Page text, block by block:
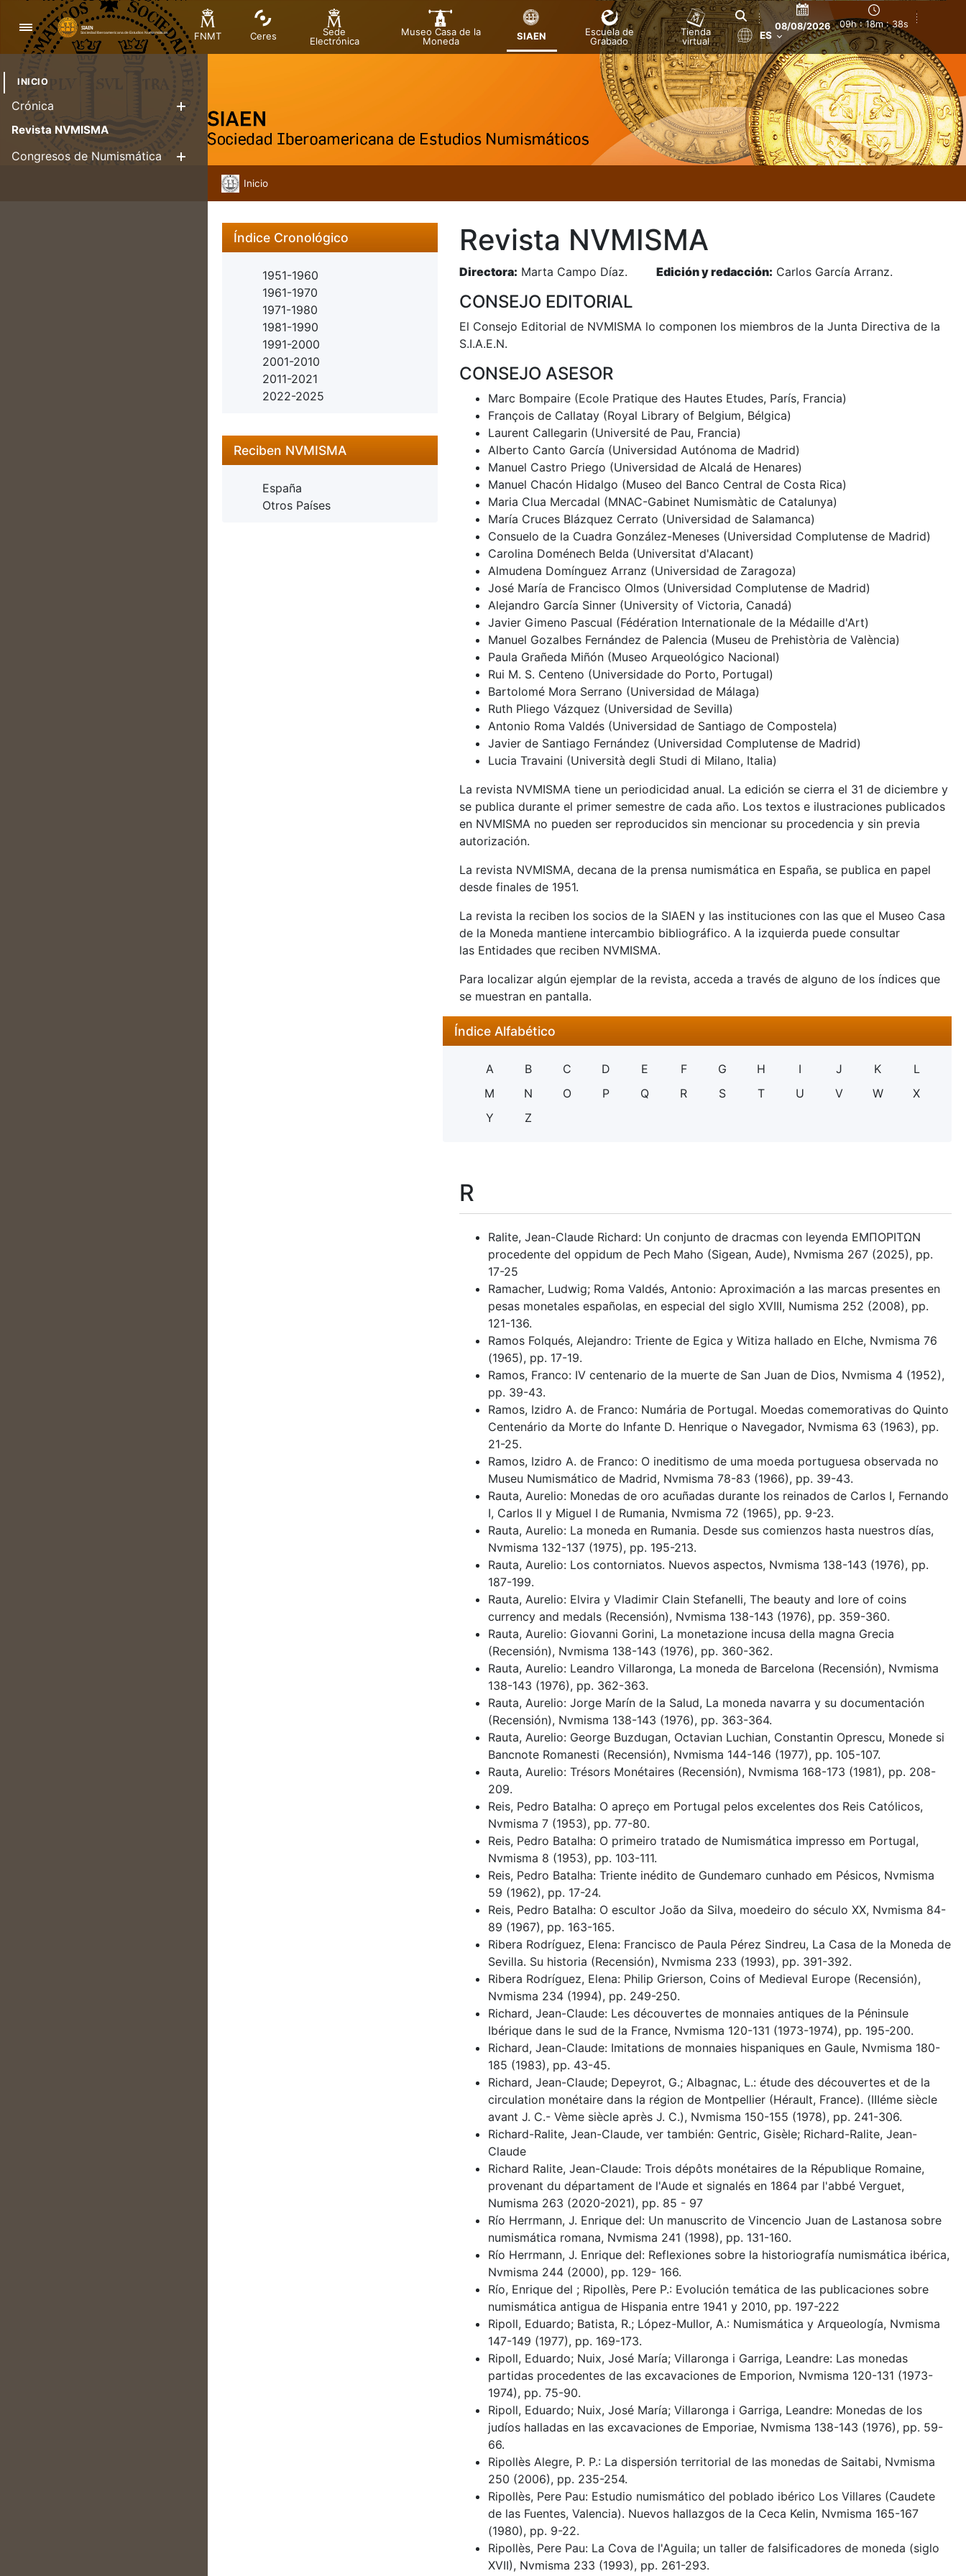
Navegación
FNMT Ceres
Sede
Electrónica
Museo Casa de la
Moneda
SIAEN
Escuela de
Grabado
Tienda
virtual
08/08/2026 09h : 18m : 39s
ES
INICIO
Crónica Mostrar/Ocultar
Revista NVMISMA
Congresos de Numismática
Inicio
Índice Cronológico
1951-1960
1961-1970
1971-1980
1981-1990
1991-2000
2001-2010
2011-2021
2022-2025
Reciben NVMISMA
España
Otros Países
Revista NVMISMA
Directora: Marta Campo Díaz. Edición y redacción: Carlos García Arranz.
CONSEJO EDITORIAL
El Consejo Editorial de NVMISMA lo componen los miembros de la Junta Directiva de la
S.I.A.E.N.
CONSEJO ASESOR
Marc Bompaire (Ecole Pratique des Hautes Etudes, París, Francia)
François de Callatay (Royal Library of Belgium, Bélgica)
Laurent Callegarin (Université de Pau, Francia)
Alberto Canto García (Universidad Autónoma de Madrid)
Manuel Castro Priego (Universidad de Alcalá de Henares)
Manuel Chacón Hidalgo (Museo del Banco Central de Costa Rica)
Maria Clua Mercadal (MNAC-Gabinet Numismàtic de Catalunya)
María Cruces Blázquez Cerrato (Universidad de Salamanca)
Consuelo de la Cuadra González-Meneses (Universidad Complutense de Madrid)
Carolina Doménech Belda (Universitat d'Alacant)
Almudena Domínguez Arranz (Universidad de Zaragoza)
José María de Francisco Olmos (Universidad Complutense de Madrid)
Alejandro García Sinner (University of Victoria, Canadá)
Javier Gimeno Pascual (Fédération Internationale de la Médaille d'Art)
Manuel Gozalbes Fernández de Palencia (Museu de Prehistòria de València)
Paula Grañeda Miñón (Museo Arqueológico Nacional)
Rui M. S. Centeno (Universidade do Porto, Portugal)
Bartolomé Mora Serrano (Universidad de Málaga)
Ruth Pliego Vázquez (Universidad de Sevilla)
Antonio Roma Valdés (Universidad de Santiago de Compostela)
Javier de Santiago Fernández (Universidad Complutense de Madrid)
Lucia Travaini (Università degli Studi di Milano, Italia)
La revista NVMISMA tiene un periodicidad anual. La edición se cierra el 31 de diciembre y
se publica durante el primer semestre de cada año. Los textos e ilustraciones publicados
en NVMISMA no pueden ser reproducidos sin mencionar su procedencia y sin previa
autorización.
La revista NVMISMA, decana de la prensa numismática en España, se publica en papel
desde finales de 1951.
La revista la reciben los socios de la SIAEN y las instituciones con las que el Museo Casa
de la Moneda mantiene intercambio bibliográfico. A la izquierda puede consultar
las Entidades que reciben NVMISMA.
Para localizar algún ejemplar de la revista, acceda a través de alguno de los índices que
se muestran en pantalla.
Índice Alfabético
A B C D E F G H I J K
L
M
N O P Q R S T U V W
X
Y
Z
R
Ralite, Jean-Claude Richard: Un conjunto de dracmas con leyenda EMΠOPITΩΝ
procedente del oppidum de Pech Maho (Sigean, Aude), Nvmisma 267 (2025), pp.
17-25
Ramacher, Ludwig; Roma Valdés, Antonio: Aproximación a las marcas presentes en
pesas monetales españolas, en especial del siglo XVIII, Numisma 252 (2008), pp.
121-136.
Ramos Folqués, Alejandro: Triente de Egica y Witiza hallado en Elche, Nvmisma 76
(1965), pp. 17-19.
Ramos, Franco: IV centenario de la muerte de San Juan de Dios, Nvmisma 4 (1952),
pp. 39-43.
Ramos, Izidro A. de Franco: Numária de Portugal. Moedas comemorativas do Quinto
Centenário da Morte do Infante D. Henrique o Navegador, Nvmisma 63 (1963), pp.
21-25.
Ramos, Izidro A. de Franco: O ineditismo de uma moeda portuguesa observada no
Museu Numismático de Madrid, Nvmisma 78-83 (1966), pp. 39-43.
Rauta, Aurelio: Monedas de oro acuñadas durante los reinados de Carlos I, Fernando
I, Carlos II y Miguel I de Rumania, Nvmisma 72 (1965), pp. 9-23.
Rauta, Aurelio: La moneda en Rumania. Desde sus comienzos hasta nuestros días,
Nvmisma 132-137 (1975), pp. 195-213.
Rauta, Aurelio: Los contorniatos. Nuevos aspectos, Nvmisma 138-143 (1976), pp.
187-199.
Rauta, Aurelio: Elvira y Vladimir Clain Stefanelli, The beauty and lore of coins
currency and medals (Recensión), Nvmisma 138-143 (1976), pp. 359-360.
Rauta, Aurelio: Giovanni Gorini, La monetazione incusa della magna Grecia
(Recensión), Nvmisma 138-143 (1976), pp. 360-362.
Rauta, Aurelio: Leandro Villaronga, La moneda de Barcelona (Recensión), Nvmisma
138-143 (1976), pp. 362-363.
Rauta, Aurelio: Jorge Marín de la Salud, La moneda navarra y su documentación
(Recensión), Nvmisma 138-143 (1976), pp. 363-364.
Rauta, Aurelio: George Buzdugan, Octavian Luchian, Constantin Oprescu, Monede si
Bancnote Romanesti (Recensión), Nvmisma 144-146 (1977), pp. 105-107.
Rauta, Aurelio: Trésors Monétaires (Recensión), Nvmisma 168-173 (1981), pp. 208-
209.
Reis, Pedro Batalha: O apreço em Portugal pelos excelentes dos Reis Católicos,
Nvmisma 7 (1953), pp. 77-80.
Reis, Pedro Batalha: O primeiro tratado de Numismática impresso em Portugal,
Nvmisma 8 (1953), pp. 103-111.
Reis, Pedro Batalha: Triente inédito de Gundemaro cunhado em Pésicos, Nvmisma
59 (1962), pp. 17-24.
Reis, Pedro Batalha: O escultor João da Silva, moedeiro do século XX, Nvmisma 84-
89 (1967), pp. 163-165.
Ribera Rodríguez, Elena: Francisco de Paula Pérez Sindreu, La Casa de la Moneda de
Sevilla. Su historia (Recensión), Nvmisma 233 (1993), pp. 391-392.
Ribera Rodríguez, Elena: Philip Grierson, Coins of Medieval Europe (Recensión),
Nvmisma 234 (1994), pp. 249-250.
Richard, Jean-Claude: Les découvertes de monnaies antiques de la Péninsule
Ibérique dans le sud de la France, Nvmisma 120-131 (1973-1974), pp. 195-200.
Richard, Jean-Claude: Imitations de monnaies hispaniques en Gaule, Nvmisma 180-
185 (1983), pp. 43-45.
Richard, Jean-Claude; Depeyrot, G.; Albagnac, L.: étude des découvertes et de la
circulation monétaire dans la région de Montpellier (Hérault, France). (IIIéme siècle
avant J. C.- Vème siècle après J. C.), Nvmisma 150-155 (1978), pp. 241-306.
Richard-Ralite, Jean-Claude, ver también: Gentric, Gisèle; Richard-Ralite, Jean-
Claude
Richard Ralite, Jean-Claude: Trois dépôts monétaires de la République Romaine,
provenant du départament de l'Aude et signalés en 1864 par l'abbé Verguet,
Numisma 263 (2020-2021), pp. 85 - 97
Río Herrmann, J. Enrique del: Un manuscrito de Vincencio Juan de Lastanosa sobre
numismática romana, Nvmisma 241 (1998), pp. 131-160.
Río Herrmann, J. Enrique del: Reflexiones sobre la historiografía numismática ibérica,
Nvmisma 244 (2000), pp. 129- 166.
Río, Enrique del ; Ripollès, Pere P.: Evolución temática de las publicaciones sobre
numismática antigua de Hispania entre 1941 y 2010, pp. 197-222
Ripoll, Eduardo; Batista, R.; López-Mullor, A.: Numismática y Arqueología, Nvmisma
147-149 (1977), pp. 169-173.
Ripoll, Eduardo; Nuix, José María; Villaronga i Garriga, Leandre: Las monedas
partidas procedentes de las excavaciones de Emporion, Nvmisma 120-131 (1973-
1974), pp. 75-90.
Ripoll, Eduardo; Nuix, José María; Villaronga i Garriga, Leandre: Monedas de los
judíos halladas en las excavaciones de Emporiae, Nvmisma 138-143 (1976), pp. 59-
66.
Ripollès Alegre, P. P.: La dispersión territorial de las monedas de Saitabi, Nvmisma
250 (2006), pp. 235-254.
Ripollès, Pere Pau: Estudio numismático del poblado ibérico Los Villares (Caudete
de las Fuentes, Valencia). Nuevos hallazgos de la Ceca Kelin, Nvmisma 165-167
(1980), pp. 9-22.
Ripollès, Pere Pau: La Cova de l'Aguila; un taller de falsificadores de moneda (siglo
XVII), Nvmisma 233 (1993), pp. 261-293.